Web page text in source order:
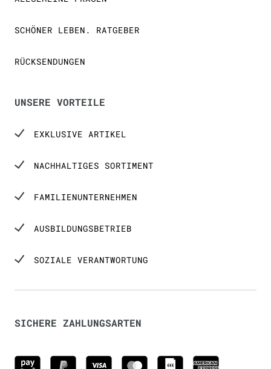
SCHÖNER LEBEN. RATGEBER
RÜCKSENDUNGEN
UNSERE VORTEILE
EXKLUSIVE ARTIKEL
NACHHALTIGES SORTIMENT
FAMILIENUNTERNEHMEN
AUSBILDUNGSBETRIEB
SOZIALE VERANTWORTUNG
SICHERE ZAHLUNGSARTEN